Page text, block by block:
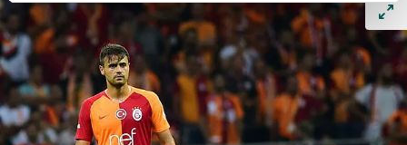
kalemimiz olduğunu sizlere hatırlatmak isteriz.
Her halükârda, kullanıcılar, bu çerezlere izin vermedikleri
takdirde, kullanıcılara hedefli reklamlar
gösterilmeyecektir."